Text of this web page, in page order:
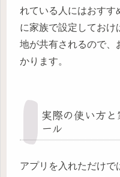
れている人にはおすす
に家族で設定しておけ
地が共有されるので、
かります。
実際の使い方
ール
アプリを入れただけで